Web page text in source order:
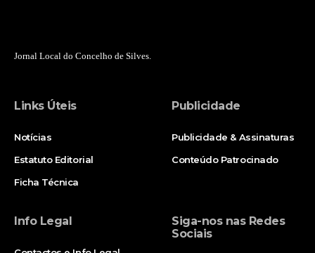
Jornal Local do Concelho de Silves.
Links Úteis
Notícias
Estatuto Editorial
Ficha Técnica
Publicidade
Publicidade & Assinaturas
Conteúdo Patrocinado
Info Legal
Siga-nos nas Redes
Sociais